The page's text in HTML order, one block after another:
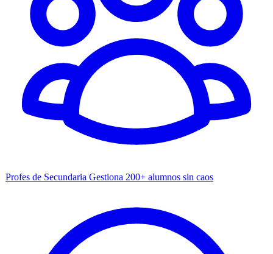
Profes de Secundaria Gestiona 200+ alumnos sin caos